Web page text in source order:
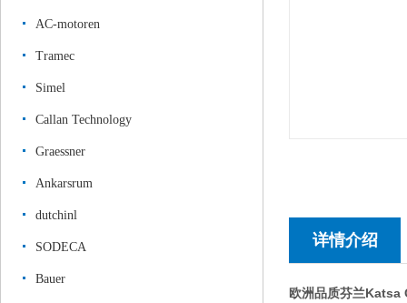
AC-motoren
Tramec
Simel
Callan Technology
Graessner
Ankarsrum
dutchinl
SODECA
Bauer
详情介绍
欧洲品质芬兰Katsa